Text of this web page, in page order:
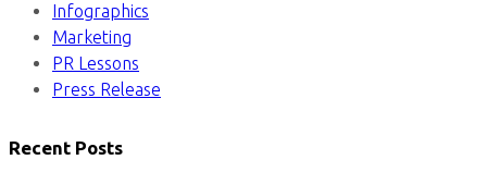
Infographics
Marketing
PR Lessons
Press Release
Recent Posts